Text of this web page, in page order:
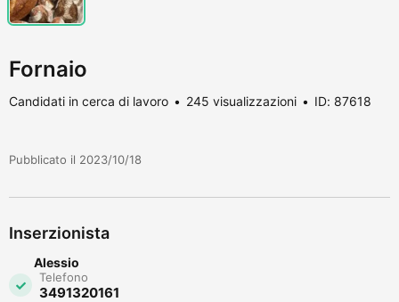
Fornaio
Candidati in cerca di lavoro 245 visualizzazioni ID: 87618
Pubblicato il 2023/10/18
Inserzionista
Alessio
Telefono
3491320161